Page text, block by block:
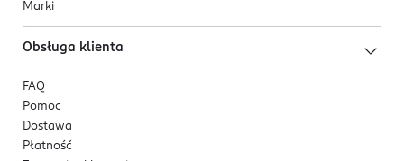
Marki
Obsługa klienta
FAQ
Pomoc
Dostawa
Płatność